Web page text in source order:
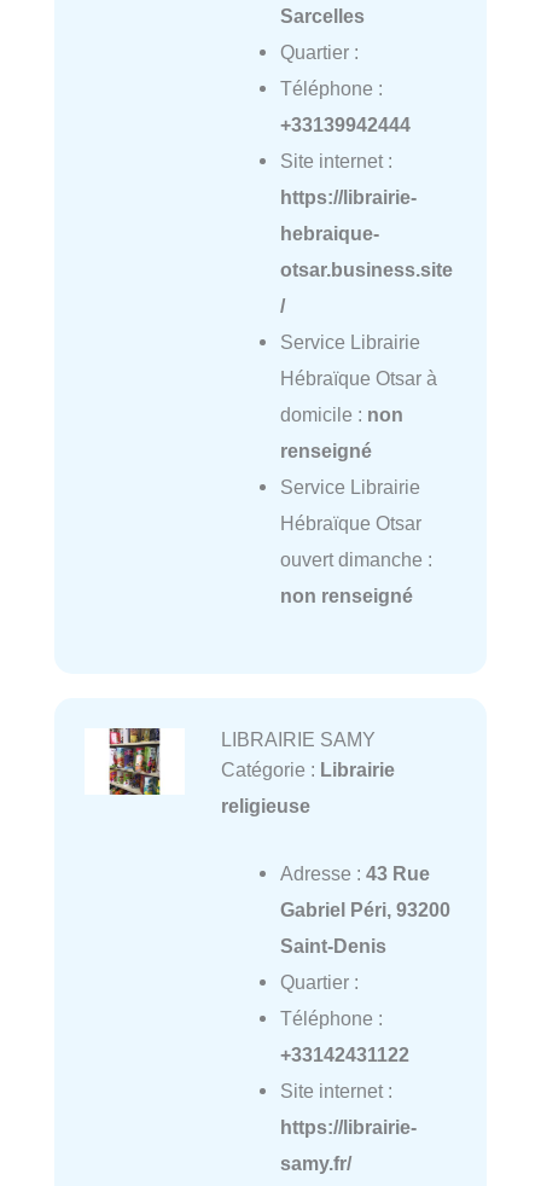
Sarcelles
Quartier :
Téléphone :
+33139942444
Site internet :
https://librairie-
hebraique-
otsar.business.site
/
Service Librairie
Hébraïque Otsar à
domicile : non
renseigné
Service Librairie
Hébraïque Otsar
ouvert dimanche :
non renseigné
LIBRAIRIE SAMY
Catégorie : Librairie
religieuse
Adresse : 43 Rue
Gabriel Péri, 93200
Saint-Denis
Quartier :
Téléphone :
+33142431122
Site internet :
https://librairie-
samy.fr/